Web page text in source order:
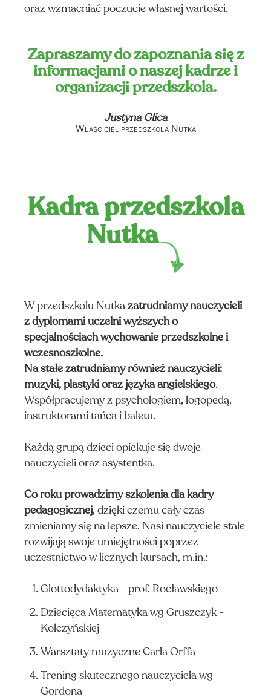
I
I
oraz wzmacniać poczucie własnej wartości.
Zapraszamy do zapoznania się z
informacjami o naszej kadrze i
organizacji przedszkola.
Justyna Glica
Właściciel przedszkola Nutka
Kadra przedszkola
Nutka
W przedszkolu Nutkazatrudniamy nauczycieli
z dyplomami uczelni wyższych o
specjalnościach wychowanie przedszkolne i
wczesnoszkolne.
Na stałe zatrudniamy również nauczycieli:
muzyki, plastyki oraz języka angielskiego.
Współpracujemy z psychologiem, logopedą,
instruktorami tańca i baletu.
Każdą grupą dzieci opiekuje się dwoje
nauczycieli oraz asystentka.
Co roku prowadzimy szkolenia dla kadry
pedagogicznej, dzięki czemu cały czas
zmieniamy się na lepsze. Nasi nauczyciele stale
rozwijają swoje umiejętności poprzez
uczestnictwo w licznych kursach, m.in.:
Glottodydaktyka - prof. Rocławskiego
Dziecięca Matematyka wg Gruszczyk -
Kolczyńskiej
Warsztaty muzyczne Carla Orffa
Trening skutecznego nauczyciela wg
Gordona